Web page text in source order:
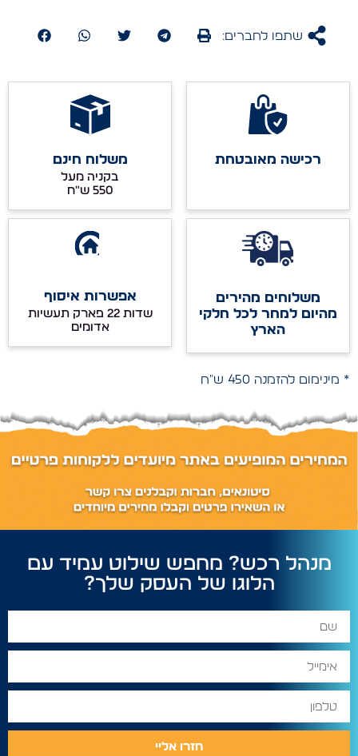
שתפו לחברים:
רכישה מאובטחת משלוח חינם
בקניה מעל
משלוחים מהירים
מהיום למחר לכל חלקי
הארץ
אפשרות איסוף
שדות 22 פארק תעשיות
אדומים
* מינימום להזמנה 450 ש"ח
מנהל רכש? מחפש שילוט עמיד עם
הלוגו של העסק שלך?
חזרו אליי